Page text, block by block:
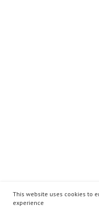
This website uses cookies to
experience